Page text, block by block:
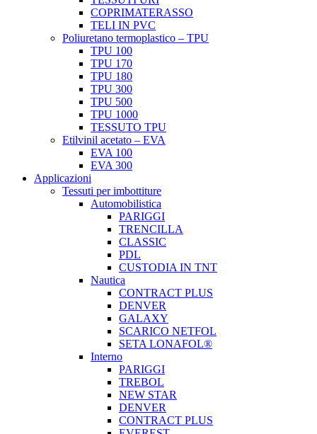
COPRIMATERASSO
TELI IN PVC
Poliuretano termoplastico – TPU
TPU 100
TPU 170
TPU 180
TPU 300
TPU 500
TPU 1000
TESSUTO TPU
Etilvinil acetato – EVA
EVA 100
EVA 300
Applicazioni
Tessuti per imbottiture
Automobilistica
PARIGGI
TRENCILLA
CLASSIC
PDL
CUSTODIA IN TNT
Nautica
CONTRACT PLUS
DENVER
GALAXY
SCARICO NETFOL
SETA LONAFOL®
Interno
PARIGGI
TREBOL
NEW STAR
DENVER
CONTRACT PLUS